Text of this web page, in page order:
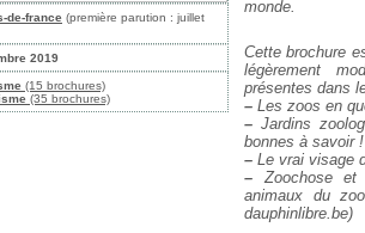
de-france (première parution : juillet
2019
(15 brochures)
(35 brochures)
monde.
Cette brochure
légèrement
présentes dans
– Les zoos en
– Jardins
bonnes à savoir !
– Le vrai visage
– Zoochose
animaux du zoo
dauphinlibre.be)